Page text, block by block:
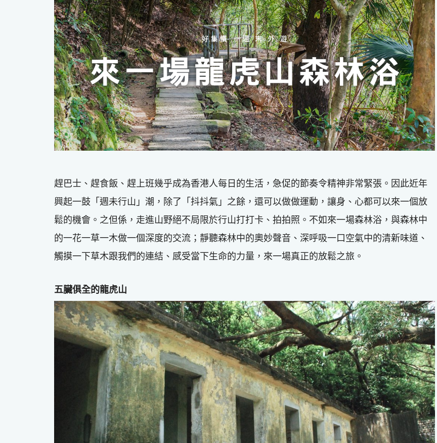
趕巴士、趕食飯、趕上班幾乎成為香港人每日的生活，急促的節奏令精神非常緊張。因此近年
興起一鼓「週未行山」潮，除了「抖抖氣」之餘，還可以做做運動，讓身、心都可以來一個放
鬆的機會。之但係，走進山野絕不局限於行山打打卡、拍拍照。不如來一場森林浴，與森林中
的一花一草一木做一個深度的交流；靜聽森林中的奧妙聲音、深呼吸一口空氣中的清新味道、
觸摸一下草木跟我們的連結、感受當下生命的力量，來一場真正的放鬆之旅。
五臟俱全的龍虎山